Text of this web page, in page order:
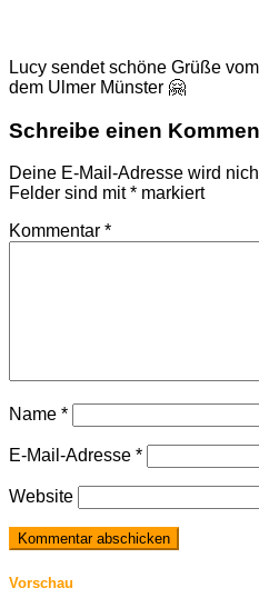
Lucy sendet schöne Grüße
dem Ulmer Münster 🤗
Schreibe einen
Deine E-Mail-Adresse wird
Felder sind mit* markiert
Kommentar *
Name *
E-Mail-Adresse *
Website
Vorschau